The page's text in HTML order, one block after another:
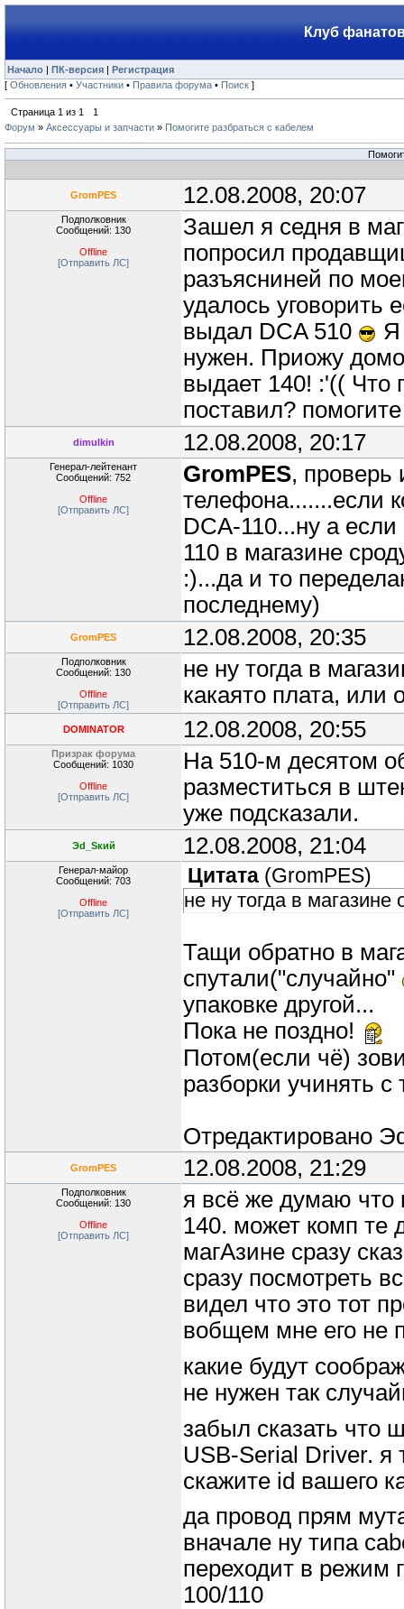
Клуб
Начало | ПК-версия | Регистрация
[ Обновления • Участники • Правила форума • Поиск ]
Страница 1 из 1
1
Форум » Аксессуары и запчасти » Помогите разбраться с кабелем
GromPES 12.08.2008, 20:07
Подполковник
Сообщений: 130
Offline
[Отправить ЛС]
Зашел я седня в
попросил
разъясниней по
удалось уговорить
выдал DCA 510
Я
нужен. Приожу
выдает 140! :'(( Что
поставил? помогите
dimulkin 12.08.2008, 20:17
Генерал-лейтенант
Сообщений: 752
Offline
[Отправить ЛС]
GromPES, проверь
телефона.......если
DCA-110...ну а
110 в магазине
:)...да и то
последнему)
GromPES 12.08.2008, 20:35
Подполковник
Сообщений: 130
Offline
[Отправить ЛС]
не ну тогда в
какаято плата,
DOMINATOR 12.08.2008, 20:55
Призрак форума
Сообщений: 1030
Offline
[Отправить ЛС]
На 510-м десятом
разместиться в
уже подсказали.
Эd_Sкий 12.08.2008, 21:04
Генерал-майор
Сообщений: 703
Offline
[Отправить ЛС]
Цитата (GromPES)
не ну тогда в магазине
Тащи обратно в
спутали("случайно"
упаковке другой...
Пока не поздно!
Потом(если чё)
разборки учинять
Отредактировано
GromPES 12.08.2008, 21:29
Подполковник
Сообщений: 130
Offline
[Отправить ЛС]
я всё же думаю что
140. может комп те
магАзине сразу
сразу посмотреть
видел что это тот
вобщем мне его не
какие будут
не нужен так
забыл сказать что
USB-Serial Driver. я
скажите id вашего
да провод прям
вначале ну типа
переходит в режим
100/110